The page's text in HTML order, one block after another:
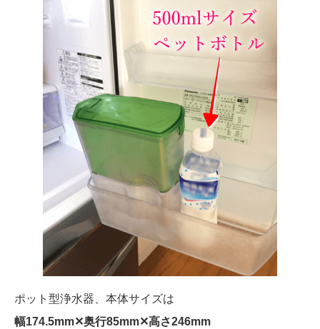
ポット型浄水器、本体サイズは
幅174.5mm✕奥行85mm✕高さ246mm